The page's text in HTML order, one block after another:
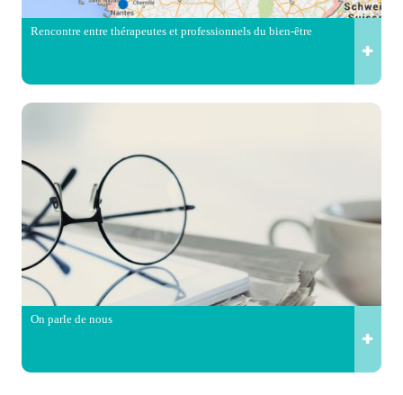
Rencontre entre thérapeutes et professionnels du bien-être
On parle de nous